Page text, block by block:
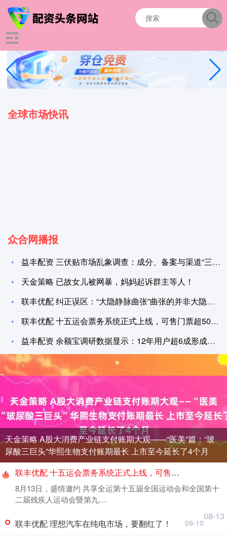
全球市场快讯
众合网播报
益丰配资 三伏贴市场乱象调查：成分、备案与渠道“三重迷雾”
天金策略 已故女儿被网暴，妈妈起诉群主等人！
联丰优配 纠正误区：“大隐静脉曲张”曲张的并非大隐静脉！真正
联丰优配 十五运会票务系统正式上线，可售门票超500万张
益丰配资 余额宝调研数据显示：12年用户超6成形成求稳配置
天金策略 A股大消费产业链支付账期大观——“医美”篇：“玻
尿酸三巨头”华熙生物支付账期最长 上市至今延长了4个月
联丰优配 十五运会票务系统正式上线，可售门票超500万张
8月13日，盛情邀约 共享全运第十五届全国运动会和全国第十
二届残疾人运动会暨第九....
08-13
联丰优配 理想汽车在纯电市场，要翻红了！ 09-10